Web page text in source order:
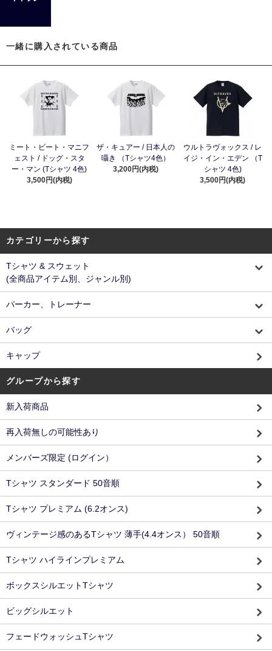
一緒に購入されている商品
ミート・ビート・マニフ
ェスト / ドッグ・スタ
ー・マン (Tシャツ 4色)
3,500円(内税)
ザ・キュアー / 日本人の
囁き （Tシャツ4色）
3,200円(内税)
ウルトラヴォックス / レ
イジ・イン・エデン （T
シャツ 4色)
3,500円(内税)
カテゴリーから探す
Tシャツ & スウェット
(全商品アイテム別、ジャンル別)
パーカー、トレーナー
バッグ
キャップ
グループから探す
新入荷商品
再入荷無しの可能性あり
メンバーズ限定 (ログイン）
Tシャツ スタンダード 50音順
Tシャツ プレミアム (6.2オンス)
ヴィンテージ感のあるTシャツ 薄手(4.4オンス） 50音順
Tシャツ ハイラインプレミアム
ボックスシルエットTシャツ
ビッグシルエット
フェードウォッシュTシャツ